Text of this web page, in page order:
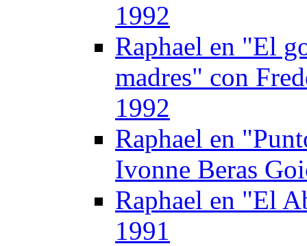
1992
Raphael en "El
madres" con
1992
Raphael en
Ivonne Beras
Raphael en "El
1991